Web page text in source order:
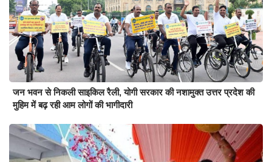
जन भवन से निकली साइकिल रैली, योगी सरकार की नशामुक्त उत्तर प्रदेश की
मुहिम में बढ़ रही आम लोगों की भागीदारी